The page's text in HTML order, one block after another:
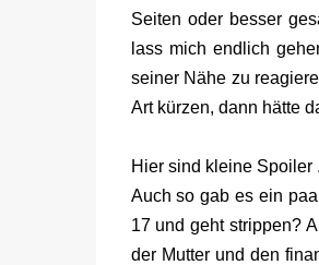
Seiten oder besser
lass mich endlich
seiner Nähe zu
Art kürzen, dann hätte
Hier sind kleine Spoiler
Auch so gab es ein
17 und geht strippen?
der Mutter und den